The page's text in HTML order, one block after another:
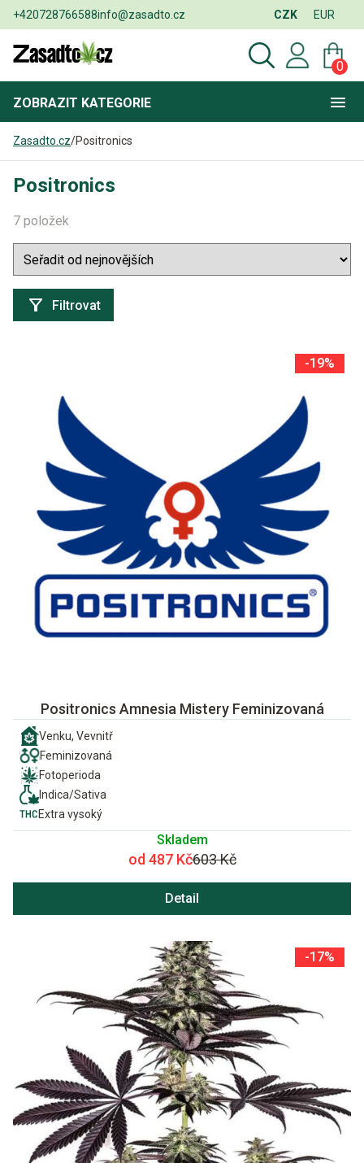
+420728766588info@zasadto.cz CZK EUR
0
ZOBRAZIT KATEGORIE
Zasadto.cz/Positronics
Positronics
7 položek
Filtrovat
-19%
Positronics Amnesia Mistery Feminizovaná
Venku, Vevnitř
Feminizovaná
Fotoperioda
Indica/Sativa
Extra vysoký
Skladem
od 487 Kč603 Kč
Detail
-17%